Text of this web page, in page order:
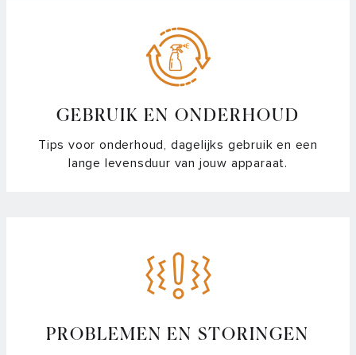
GEBRUIK EN ONDERHOUD
Tips voor onderhoud, dagelijks gebruik en een
lange levensduur van jouw apparaat.
PROBLEMEN EN STORINGEN